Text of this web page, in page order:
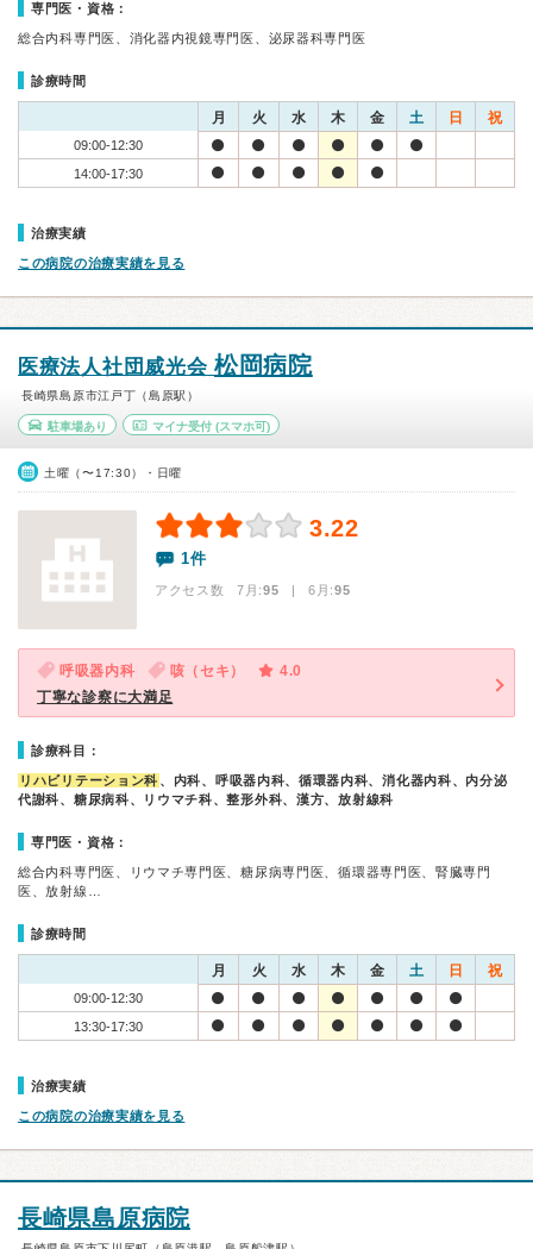
専門医・資格：
総合内科専門医、消化器内視鏡専門医、泌尿器科専門医
診療時間
月 火 水 木 金 土 日 祝
09:00-12:30
14:00-17:30
治療実績
この病院の治療実績を見る
医療法人社団威光会 松岡病院
長崎県島原市江戸丁（島原駅）
駐車場あり マイナ受付(スマホ可)
土曜（〜17:30）・日曜
3.22
1件
アクセス数 7月:95 | 6月:95
呼吸器内科 咳（セキ）
4.0
丁寧な診察に大満足
診療科目：
リハビリテーション科 、内科、呼吸器内科、循環器内科、消化器内科、内分泌
代謝科、糖尿病科、リウマチ科、整形外科、漢方、放射線科
専門医・資格：
総合内科専門医、リウマチ専門医、糖尿病専門医、循環器専門医、腎臓専門
医、放射線…
診療時間
月 火 水 木 金 土 日 祝
09:00-12:30
13:30-17:30
治療実績
この病院の治療実績を見る
長崎県島原病院